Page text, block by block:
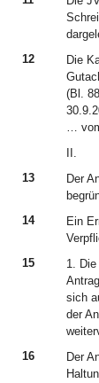
12
Die
(Bl.
…
II.
13
Der
14
Ein
15
1.
sich
der
16
Der